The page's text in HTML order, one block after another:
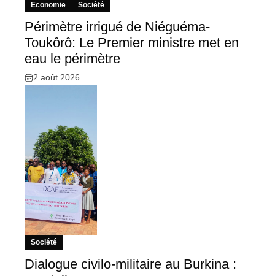
Economie Société
Périmètre irrigué de Niéguéma-
Toukôrô: Le Premier ministre met en
eau le périmètre
2 août 2026
Société
Dialogue civilo-militaire au Burkina :